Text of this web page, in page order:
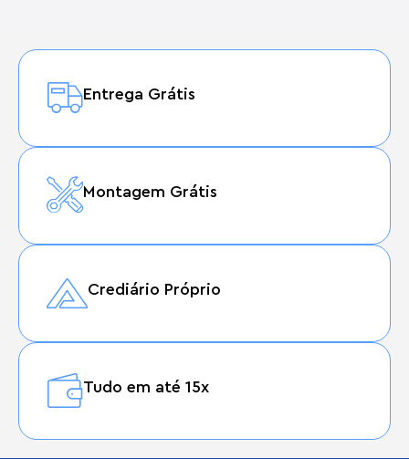
Entrega Grátis
Montagem Grátis
Crediário Próprio
Tudo em até 15x